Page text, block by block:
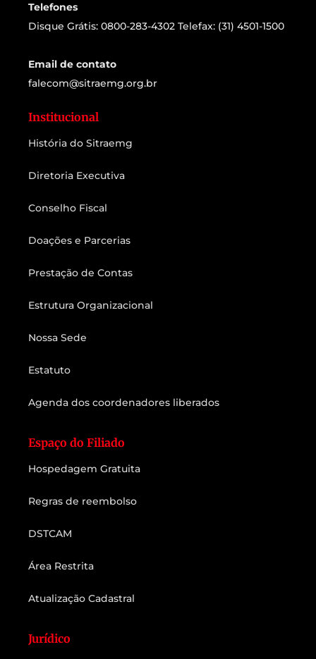
Telefones
Disque Grátis: 0800-283-4302 Telefax: (31) 4501-1500
Email de contato
falecom@sitraemg.org.br
Institucional
História do Sitraemg
Diretoria Executiva
Conselho Fiscal
Doações e Parcerias
Prestação de Contas
Estrutura Organizacional
Nossa Sede
Estatuto
Agenda dos coordenadores liberados
Espaço do Filiado
Hospedagem Gratuita
Regras de reembolso
DSTCAM
Área Restrita
Atualização Cadastral
Jurídico